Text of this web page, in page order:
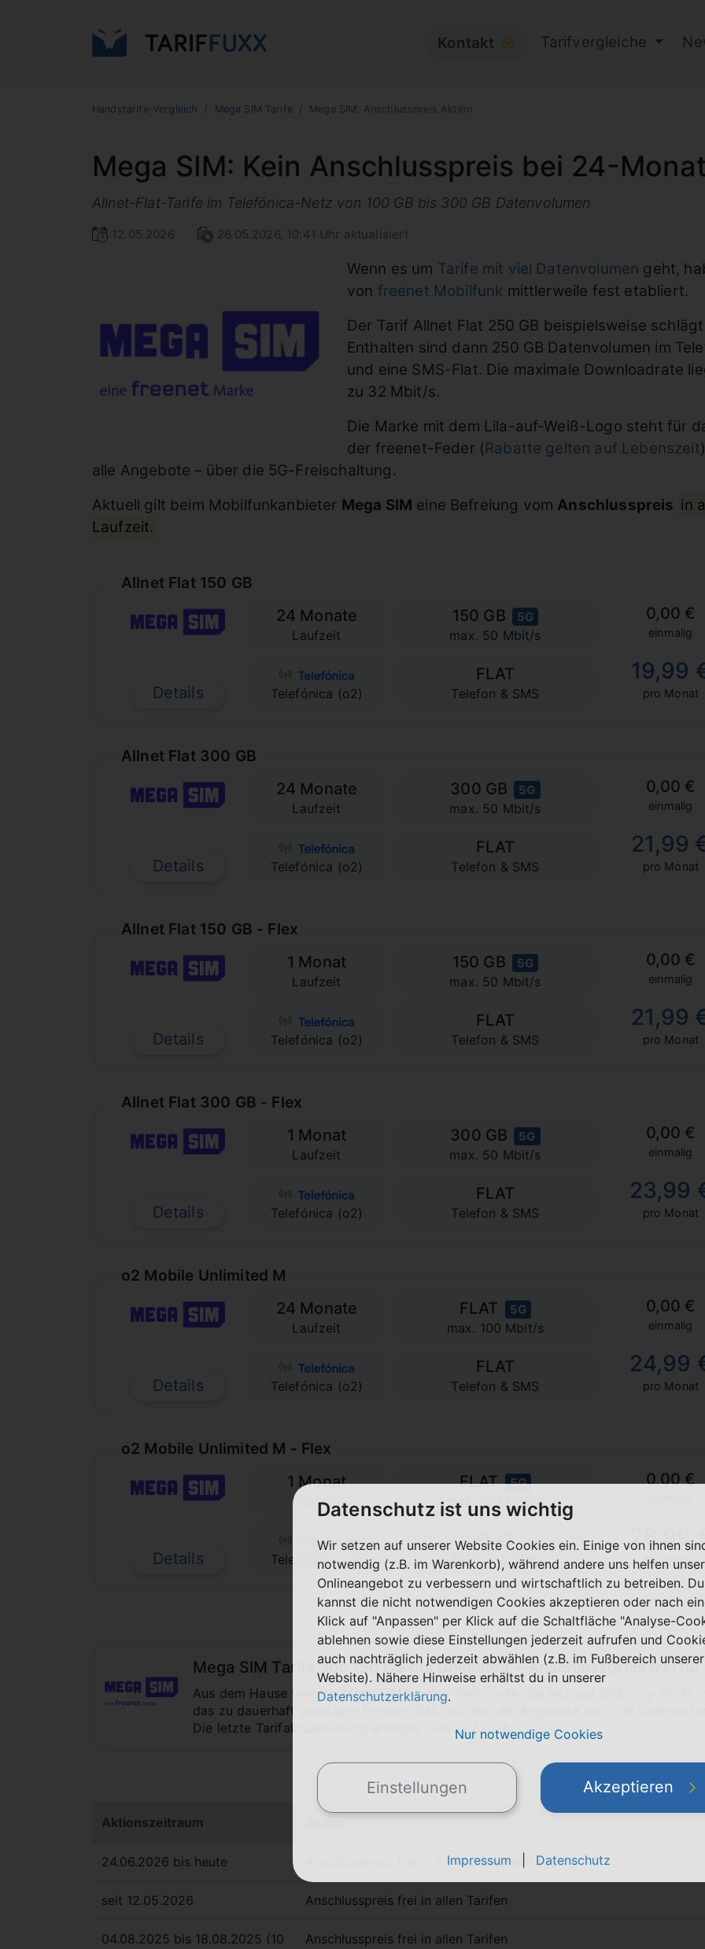
Kontakt ⦿ Tarifvergleiche
Handytarife-Vergleich Mega SIM Tarife Mega SIM: Anschlusspreis Aktion
Mega SIM: Kein Anschlusspreis bei 24-
Allnet-Flat-Tarife im Telefónica-Netz von 100 GB bis 300 GB Datenvolumen
12.05.2026 26.05.2026, 10:41 Uhr aktualisiert
Wenn es um Tarife mit viel Datenvolumen geht,
von freenet Mobilfunk mittlerweile fest etabliert.
Der Tarif Allnet Flat 250 GB beispielsweise
Enthalten sind dann 250 GB Datenvolumen im
und eine SMS-Flat. Die maximale Downloadrate
zu 32 Mbit/s.
Die Marke mit dem Lila-auf-Weiß-Logo steht für
der freenet-Feder (Rabatte gelten auf Lebenszeit
alle Angebote – über die 5G-Freischaltung.
Aktuell gilt beim Mobilfunkanbieter Mega SIM eine Befreiung vom Anschlusspreis in
Laufzeit.
Allnet Flat 150 GB
Details
24 Monate
Laufzeit
Telefónica (o2)
150 GB 5G
max. 50 Mbit/s
FLAT
Telefon & SMS
0,00 €
einmalig
19,99
pro Monat
Allnet Flat 300 GB
Details
24 Monate
Laufzeit
Telefónica (o2)
300 GB 5G
max. 50 Mbit/s
FLAT
Telefon & SMS
0,00 €
einmalig
21,99
pro Monat
Allnet Flat 150 GB - Flex
Details
1 Monat
Laufzeit
Telefónica (o2)
150 GB 5G
max. 50 Mbit/s
FLAT
Telefon & SMS
0,00 €
einmalig
21,99
pro Monat
Allnet Flat 300 GB - Flex
Details
1 Monat
Laufzeit
Telefónica (o2)
300 GB 5G
max. 50 Mbit/s
FLAT
Telefon & SMS
0,00 €
einmalig
23,99
pro Monat
o2 Mobile Unlimited M
Details
24 Monate
Laufzeit
Telefónica (o2)
FLAT 5G
max. 100 Mbit/s
FLAT
Telefon & SMS
0,00 €
einmalig
24,99
pro Monat
o2 Mobile Unlimited M - Flex
Details
1 Monat
Laufzeit
Telefónica (o2)
FLAT 5G
max. 100 Mbit/s
FLAT
Telefon & SMS
0,00 €
26,99
pro Monat
Mega SIM Tarife von 150 GB bis Unlimited − Anschlusspreis frei für
Aus dem Hause freenet: Mega SIM ist eine Tarifmarke, die sich auf SIM-only-Tarife
das zu dauerhaft günstigen Preisen. Das zeichnet die Angebote aus: Viel
Die letzte Tarifaktualisierung erfolgte zum 21.7.2026.
Aktionszeitraum
24.06.2026 bis heute Anschlusspreis frei in 24-Monats-Verträgen
seit 12.05.2026 Anschlusspreis frei in allen Tarifen
04.08.2025 bis 18.08.2025 (10
Anschlusspreis frei in allen Tarifen
Datenschutz ist uns wichtig
Wir setzen auf unserer Website Cookies ein. Einige von ihnen
notwendig (z.B. im Warenkorb), während andere uns helfen unser
Onlineangebot zu verbessern und wirtschaftlich zu betreiben. Du
kannst die nicht notwendigen Cookies akzeptieren oder nach
Klick auf "Anpassen" per Klick auf die Schaltfläche "Analyse-
ablehnen sowie diese Einstellungen jederzeit aufrufen und
auch nachträglich jederzeit abwählen (z.B. im Fußbereich unserer
Website). Nähere Hinweise erhältst du in unserer
Datenschutzerklärung.
Nur notwendige Cookies
Einstellungen Akzeptieren
Impressum Datenschutz